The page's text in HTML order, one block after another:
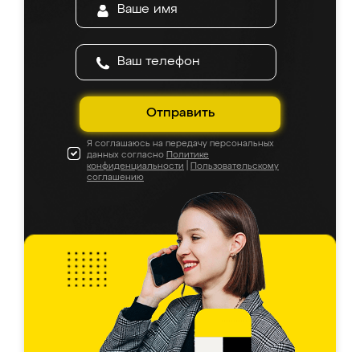
Отправить
Я соглашаюсь на передачу персональных
данных согласно Политике
конфиденциальности
Пользовательскому
соглашению